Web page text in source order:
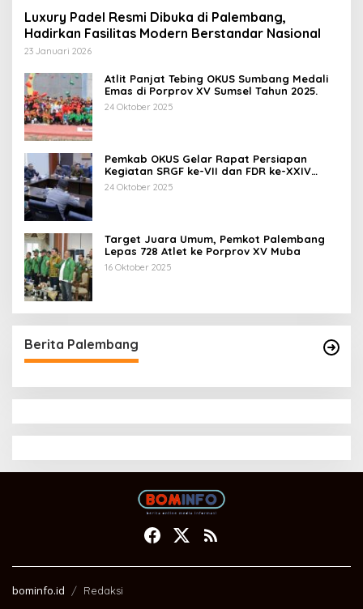
Luxury Padel Resmi Dibuka di Palembang,
Hadirkan Fasilitas Modern Berstandar Nasional
23 Januari 2026
Atlit Panjat Tebing OKUS Sumbang Medali
Emas di Porprov XV Sumsel Tahun 2025.
24 Oktober 2025
Pemkab OKUS Gelar Rapat Persiapan
Kegiatan SRGF ke-VII dan FDR ke-XXIV
Tahun 2025
24 Oktober 2025
Target Juara Umum, Pemkot Palembang
Lepas 728 Atlet ke Porprov XV Muba
16 Oktober 2025
Berita Palembang
bominfo.id Redaksi